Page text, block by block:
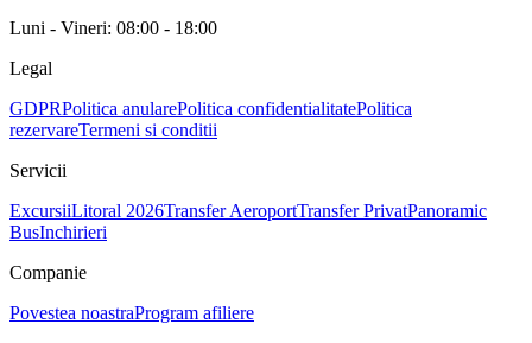
Luni - Vineri: 08:00 - 18:00
Legal
GDPRPolitica anularePolitica confidentialitatePolitica
rezervareTermeni si conditii
Servicii
ExcursiiLitoral 2026Transfer AeroportTransfer PrivatPanoramic
BusInchirieri
Companie
Povestea noastraProgram afiliere